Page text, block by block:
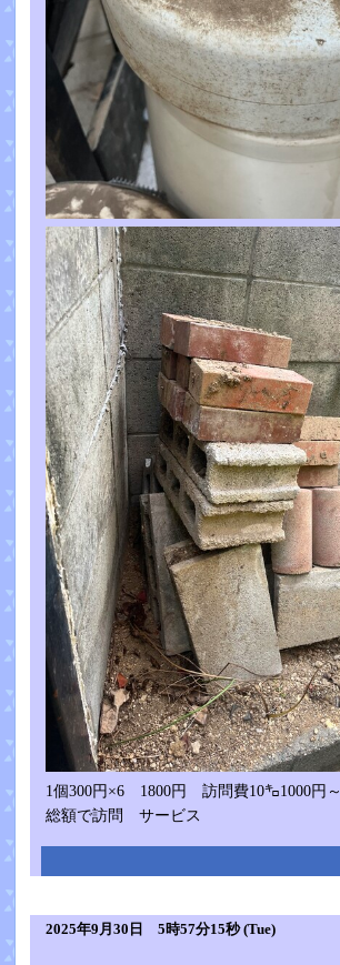
1個300円×6 1800円 訪問費10㌔1000円～
総額で訪問 サービス
2025年9月30日 5時57分15秒 (Tue)